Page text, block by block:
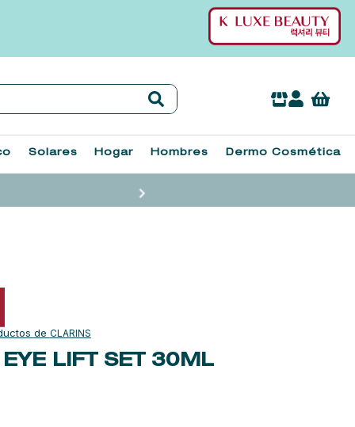
Solares Hogar Hombres Dermo Cosmética
CLARINS
LIFT SET 30ML